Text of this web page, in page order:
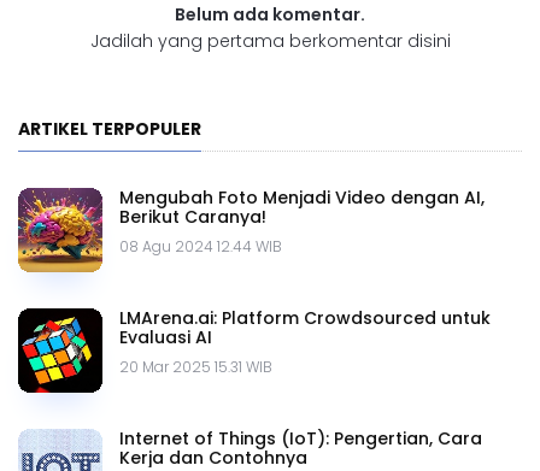
Belum ada komentar.
Jadilah yang pertama berkomentar disini
ARTIKEL TERPOPULER
Mengubah Foto Menjadi Video dengan AI,
Berikut Caranya!
08 Agu 2024 12.44 WIB
LMArena.ai: Platform Crowdsourced untuk
Evaluasi AI
20 Mar 2025 15.31 WIB
Internet of Things (IoT): Pengertian, Cara
Kerja dan Contohnya